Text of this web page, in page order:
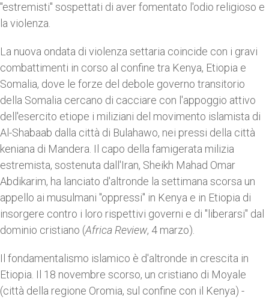
"estremisti" sospettati di aver fomentato l'odio religioso e
la violenza.
La nuova ondata di violenza settaria coincide con i gravi
combattimenti in corso al confine tra Kenya, Etiopia e
Somalia, dove le forze del debole governo transitorio
della Somalia cercano di cacciare con l'appoggio attivo
dell'esercito etiope i miliziani del movimento islamista di
Al-Shabaab dalla città di Bulahawo, nei pressi della città
keniana di Mandera. Il capo della famigerata milizia
estremista, sostenuta dall'Iran, Sheikh Mahad Omar
Abdikarim, ha lanciato d'altronde la settimana scorsa un
appello ai musulmani "oppressi" in Kenya e in Etiopia di
insorgere contro i loro rispettivi governi e di "liberarsi" dal
dominio cristiano (Africa Review, 4 marzo).
Il fondamentalismo islamico è d'altronde in crescita in
Etiopia. Il 18 novembre scorso, un cristiano di Moyale
(città della regione Oromia, sul confine con il Kenya) -